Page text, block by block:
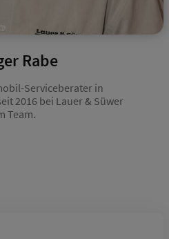
Rabe
Serviceberater in
2016 bei Lauer & Süwer
Team.